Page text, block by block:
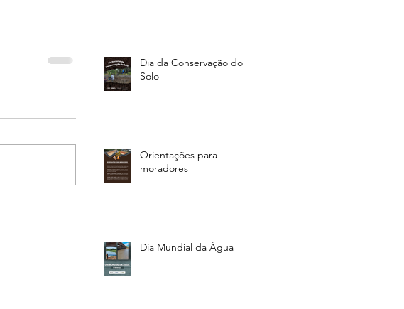
Dia da Conservação do
Solo
Orientações para
moradores
Dia Mundial da Água